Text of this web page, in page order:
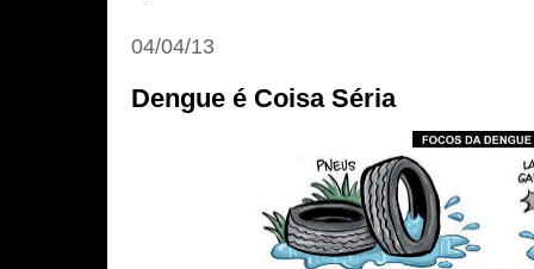
04/04/13
Dengue é Coisa Séria